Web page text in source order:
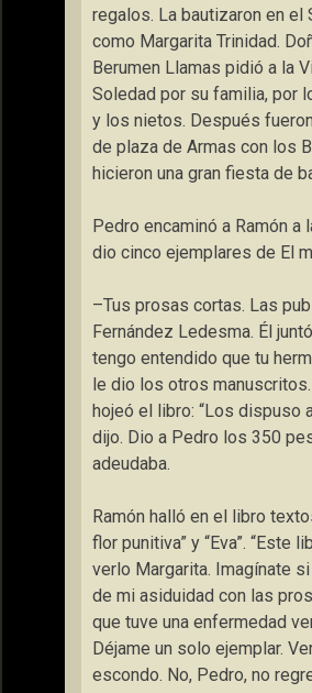
regalos. La bautizaron en el
como Margarita Trinidad.
Berumen Llamas pidió a la
Soledad por su familia, por
y los nietos. Después
de plaza de Armas con los
hicieron una gran fiesta de
Pedro encaminó a Ramón a
dio cinco ejemplares de El
–Tus prosas cortas. Las
Fernández Ledesma. Él
tengo entendido que tu
le dio los otros manuscritos.
hojeó el libro: “Los dispuso
dijo. Dio a Pedro los 350
adeudaba.
Ramón halló en el libro
flor punitiva” y “Eva”. “Este
verlo Margarita. Imagínate
de mi asiduidad con las
que tuve una enfermedad
Déjame un solo ejemplar.
escondo. No, Pedro, no